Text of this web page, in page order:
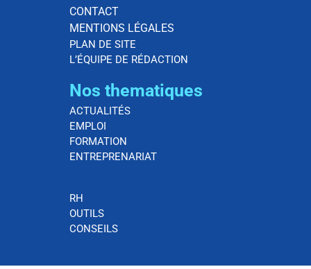
CONTACT
MENTIONS LÉGALES
PLAN DE SITE
L’ÉQUIPE DE RÉDACTION
Nos thematiques
ACTUALITÉS
EMPLOI
FORMATION
ENTREPRENARIAT
RH
OUTILS
CONSEILS